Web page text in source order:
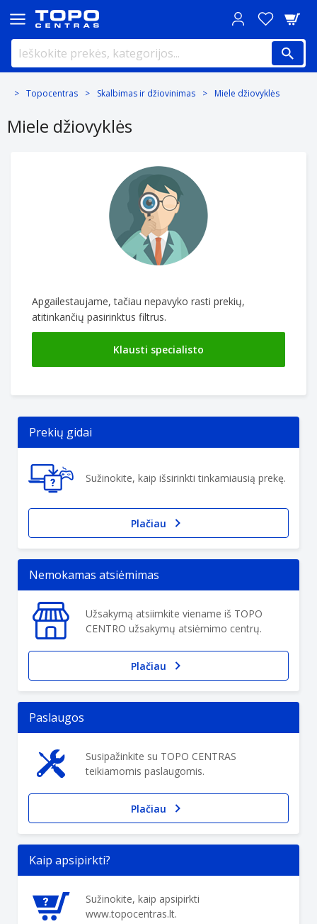
Topocentras Skalbimas ir džiovinimas Miele džiovyklės
Miele džiovyklės
Apgailestaujame, tačiau nepavyko rasti prekių,
atitinkančių pasirinktus filtrus.
Klausti specialisto
Prekių gidai
Sužinokite, kaip išsirinkti tinkamiausią prekę.
Plačiau
Nemokamas atsiėmimas
Užsakymą atsiimkite viename iš TOPO
CENTRO užsakymų atsiėmimo centrų.
Plačiau
Paslaugos
Susipažinkite su TOPO CENTRAS
teikiamomis paslaugomis.
Plačiau
Kaip apsipirkti?
Sužinokite, kaip apsipirkti
www.topocentras.lt.